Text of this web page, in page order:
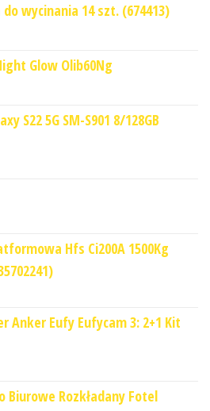
do wycinania 14 szt. (674413)
Glow Olib60Ng
S22 5G SM-S901 8/128GB
Hfs Ci200A 1500Kg
Anker Eufy Eufycam 3: 2+1 Kit
Biurowe Rozkładany Fotel